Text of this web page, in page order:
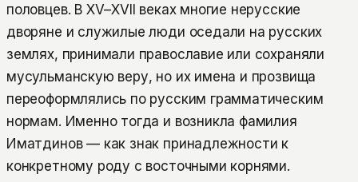
половцев. В XV–XVII веках многие нерусские
дворяне и служилые люди оседали на русских
землях, принимали православие или сохраняли
мусульманскую веру, но их имена и прозвища
переоформлялись по русским грамматическим
нормам. Именно тогда и возникла фамилия
Иматдинов — как знак принадлежности к
конкретному роду с восточными корнями.